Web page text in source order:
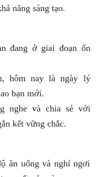
năng sáng tạo.
đang ở giai đoạn ổn
hôm nay là ngày lý
bạn mới.
nghe và chia sẻ với
kết vững chắc.
ăn uống và nghỉ ngơi